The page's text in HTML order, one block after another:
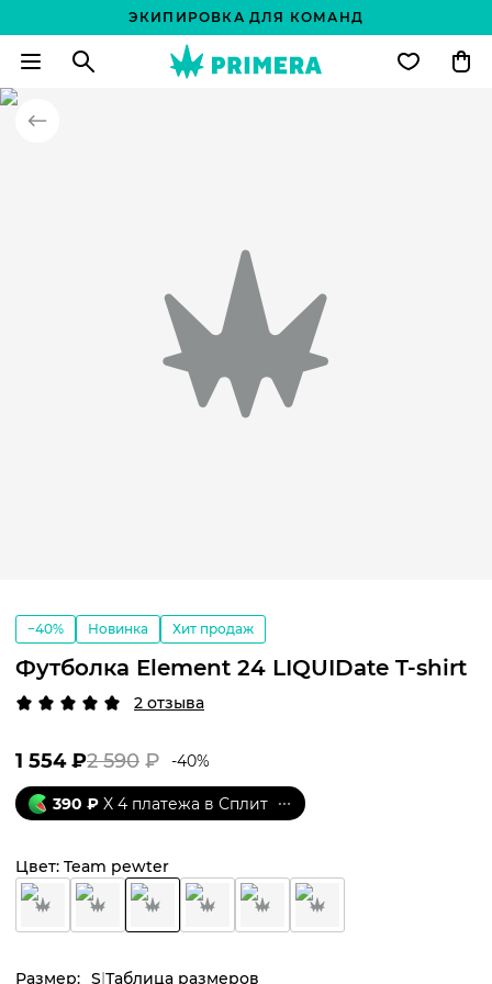
ЭКИПИРОВКА ДЛЯ КОМАНД
−40% Новинка Хит продаж
Футболка Element 24 LIQUIDate T-shirt
2 отзыва
2 590 ₽
1 554 ₽ -40%
390 ₽ X 4 платежа в Сплит
Цвет: Team pewter
Размер: S Таблица размеров